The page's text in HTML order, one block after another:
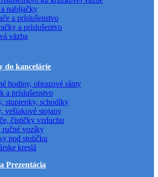
nabíjačky
a príslušenstvo
a príslušentvo
väzba
do kancelárie
hodiny, obrazové rámy
a príslušenstvo
stupienky, schodíky
vešiakové stojany
čističky vzduchu
ručné vozíky
pod stoličku
kreslá
Prezentácia